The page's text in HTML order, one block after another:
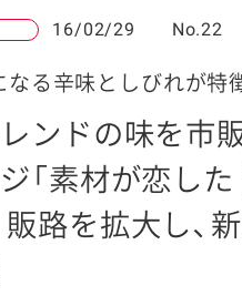
16/02/29 No.22
なる辛味としびれが特
ンドの味を市
「素材が恋し
販路を拡大し、